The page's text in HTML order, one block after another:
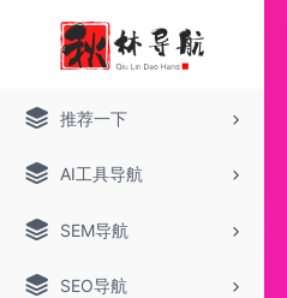
推荐一下
AI工具导航
SEM导航
SEO导航